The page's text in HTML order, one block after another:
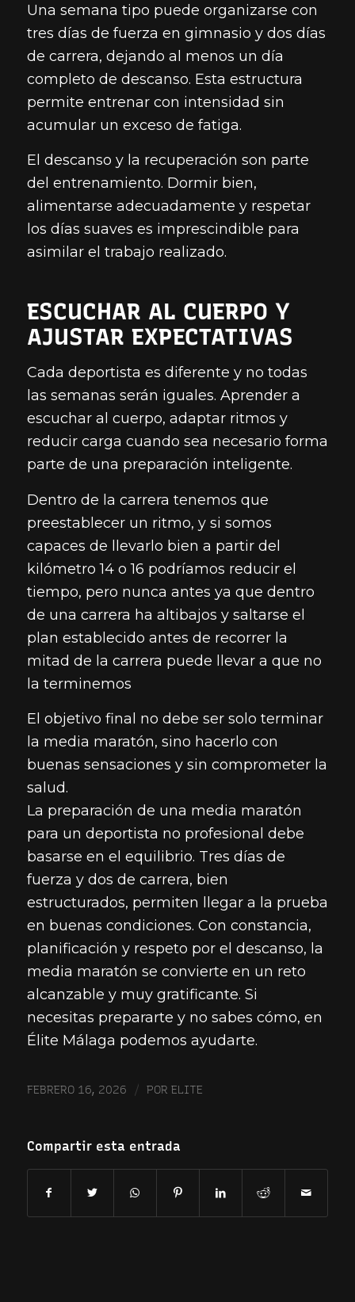
Una semana tipo puede organizarse con
tres días de fuerza en gimnasio y dos días
de carrera, dejando al menos un día
completo de descanso. Esta estructura
permite entrenar con intensidad sin
acumular un exceso de fatiga.
El descanso y la recuperación son parte
del entrenamiento. Dormir bien,
alimentarse adecuadamente y respetar
los días suaves es imprescindible para
asimilar el trabajo realizado.
ESCUCHAR AL CUERPO Y
AJUSTAR EXPECTATIVAS
Cada deportista es diferente y no todas
las semanas serán iguales. Aprender a
escuchar al cuerpo, adaptar ritmos y
reducir carga cuando sea necesario forma
parte de una preparación inteligente.
Dentro de la carrera tenemos que
preestablecer un ritmo, y si somos
capaces de llevarlo bien a partir del
kilómetro 14 o 16 podríamos reducir el
tiempo, pero nunca antes ya que dentro
de una carrera ha altibajos y saltarse el
plan establecido antes de recorrer la
mitad de la carrera puede llevar a que no
la terminemos
El objetivo final no debe ser solo terminar
la media maratón, sino hacerlo con
buenas sensaciones y sin comprometer la
salud.
La preparación de una media maratón
para un deportista no profesional debe
basarse en el equilibrio. Tres días de
fuerza y dos de carrera, bien
estructurados, permiten llegar a la prueba
en buenas condiciones. Con constancia,
planificación y respeto por el descanso, la
media maratón se convierte en un reto
alcanzable y muy gratificante. Si
necesitas prepararte y no sabes cómo, en
Élite Málaga podemos ayudarte.
FEBRERO 16, 2026 / POR ELITE
Compartir esta entrada